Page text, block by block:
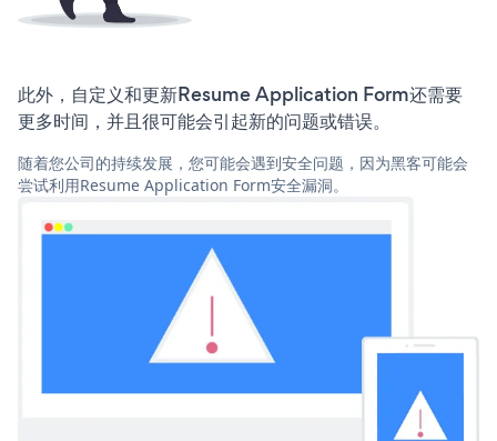
此外，自定义和更新Resume Application Form还需要
更多时间，并且很可能会引起新的问题或错误。
随着您公司的持续发展，您可能会遇到安全问题，因为黑客可能会
尝试利用Resume Application Form安全漏洞。